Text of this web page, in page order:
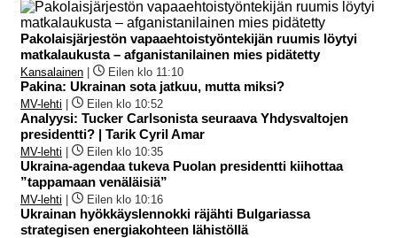
Pakolaisjärjestön vapaaehtoistyöntekijän ruumis löytyi
matkalaukusta – afganistanilainen mies pidätetty
Kansalainen | Eilen klo 11:10
Pakina: Ukrainan sota jatkuu, mutta miksi?
MV-lehti | Eilen klo 10:52
Analyysi: Tucker Carlsonista seuraava Yhdysvaltojen
presidentti? | Tarik Cyril Amar
MV-lehti | Eilen klo 10:35
Ukraina-agendaa tukeva Puolan presidentti kiihottaa
”tappamaan venäläisiä”
MV-lehti | Eilen klo 10:16
Ukrainan hyökkäyslennokki räjähti Bulgariassa
strategisen energiakohteen lähistöllä